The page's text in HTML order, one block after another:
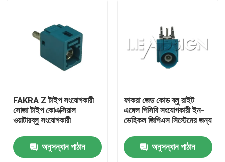
FAKRA Z টাইপ সংযোগকারী
সোজা টাইপ কোএক্সিয়াল
ওয়াটারব্লু সংযোগকারী
অনুসন্ধান পাঠান
ফাকরা জেড কোড ব্লু রাইট
এঙ্গেল পিসিবি সংযোগকারী ইন-
ভেহিকল জিপিএস সিস্টেমের জন্য
অনুসন্ধান পাঠান